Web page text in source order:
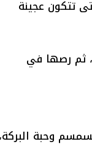
تتكون عجينة
ثم رصها في
وحبة البركة،